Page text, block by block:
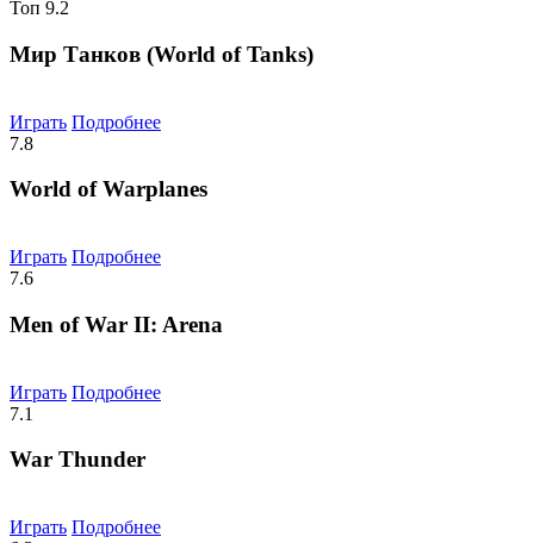
Топ 9.2
Мир Танков (World of Tanks)
Играть Подробнее
7.8
World of Warplanes
Играть Подробнее
7.6
Men of War II: Arena
Играть Подробнее
7.1
War Thunder
Играть Подробнее